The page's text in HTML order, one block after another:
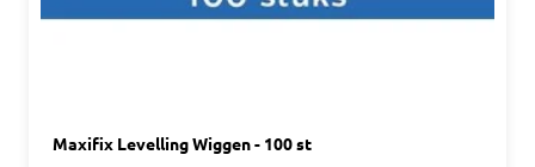
Maxifix Levelling Wiggen - 100 st